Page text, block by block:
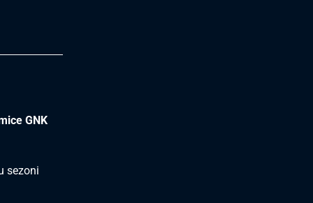
GNK
sezoni